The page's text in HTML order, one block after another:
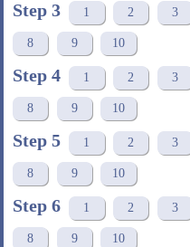
Step 3 1 2 3
8 9 10
Step 4 1 2 3
8 9 10
Step 5 1 2 3
8 9 10
Step 6 1 2 3
8 9 10